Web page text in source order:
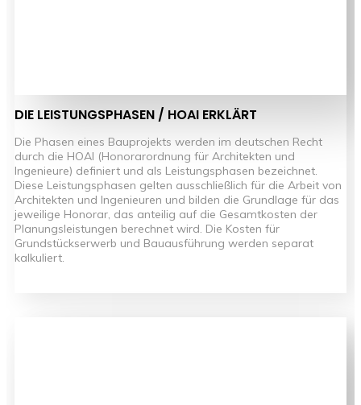
DIE LEISTUNGSPHASEN / HOAI ERKLÄRT
Die Phasen eines Bauprojekts werden im deutschen Recht
durch die HOAI (Honorarordnung für Architekten und
Ingenieure) definiert und als Leistungsphasen bezeichnet.
Diese Leistungsphasen gelten ausschließlich für die Arbeit von
Architekten und Ingenieuren und bilden die Grundlage für das
jeweilige Honorar, das anteilig auf die Gesamtkosten der
Planungsleistungen berechnet wird. Die Kosten für
Grundstückserwerb und Bauausführung werden separat
kalkuliert.